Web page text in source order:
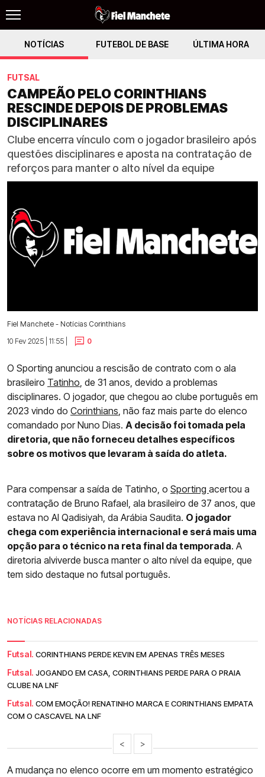
NOTÍCIAS FUTEBOL DE BASE ÚLTIMA HORA
FUTSAL
CAMPEÃO PELO CORINTHIANS
RESCINDE DEPOIS DE PROBLEMAS
DISCIPLINARES
Clube encerra vínculo com o jogador brasileiro após
questões disciplinares e aposta na contratação de
reforços para manter o alto nível da equipe
Fiel Manchete - Notícias Corinthians
10 Fev 2025 | 11:55 |
0
O Sporting anunciou a rescisão de contrato com o ala
brasileiro Tatinho, de 31 anos, devido a problemas
disciplinares. O jogador, que chegou ao clube português em
2023 vindo do Corinthians, não faz mais parte do elenco
comandado por Nuno Dias. A decisão foi tomada pela
diretoria, que não forneceu detalhes específicos
sobre os motivos que levaram à saída do atleta.
Para compensar a saída de Tatinho, o Sporting acertou a
contratação de Bruno Rafael, ala brasileiro de 37 anos, que
estava no Al Qadisiyah, da Arábia Saudita. O jogador
chega com experiência internacional e será mais uma
opção para o técnico na reta final da temporada. A
diretoria alviverde busca manter o alto nível da equipe, que
tem sido destaque no futsal português.
NOTÍCIAS RELACIONADAS
Futsal. CORINTHIANS PERDE KEVIN EM APENAS TRÊS MESES
Futsal. JOGANDO EM CASA, CORINTHIANS PERDE PARA O PRAIA
CLUBE NA LNF
Futsal. COM EMOÇÃO! RENATINHO MARCA E CORINTHIANS EMPATA
COM O CASCAVEL NA LNF
< >
A mudança no elenco ocorre em um momento estratégico